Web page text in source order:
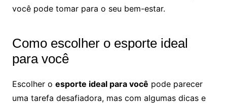
você pode tomar para o seu bem-estar.
Como escolher o esporte ideal
para você
Escolher o esporte ideal para você pode parecer
uma tarefa desafiadora, mas com algumas dicas e